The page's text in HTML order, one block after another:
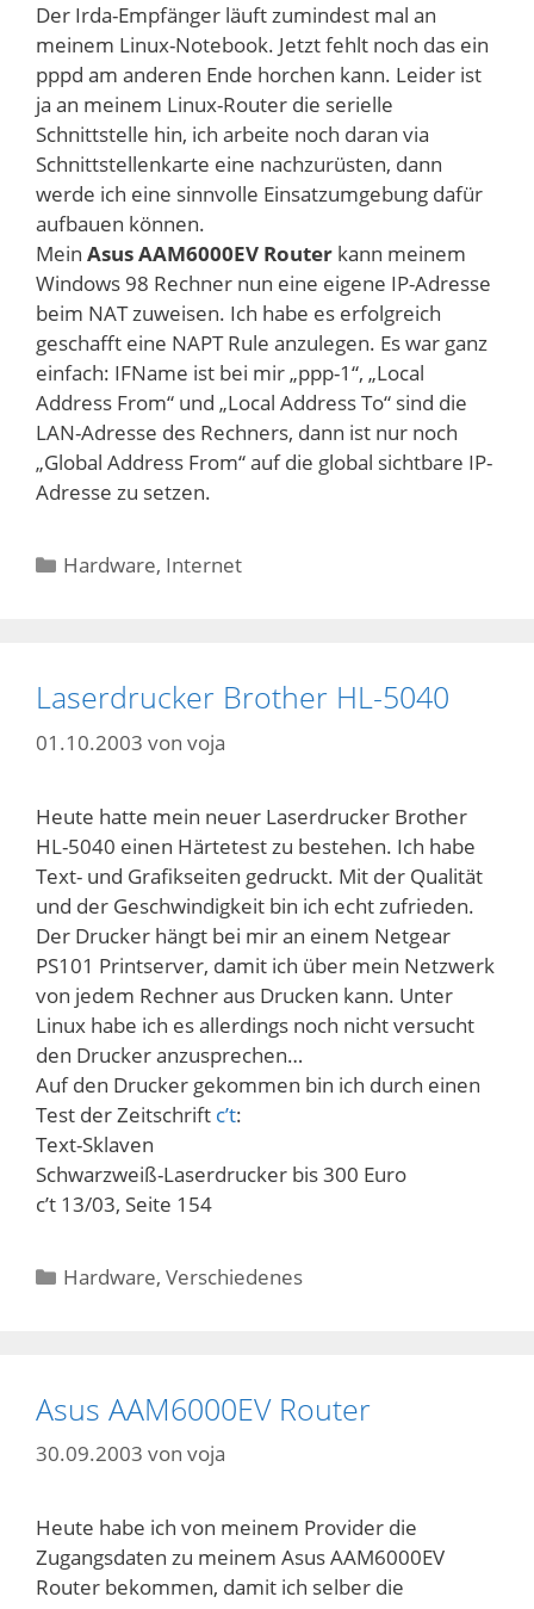
Der Irda-Empfänger läuft zumindest mal an
meinem Linux-Notebook. Jetzt fehlt noch das ein
pppd am anderen Ende horchen kann. Leider ist
ja an meinem Linux-Router die serielle
Schnittstelle hin, ich arbeite noch daran via
Schnittstellenkarte eine nachzurüsten, dann
werde ich eine sinnvolle Einsatzumgebung dafür
aufbauen können.
Mein Asus AAM6000EV Router kann meinem
Windows 98 Rechner nun eine eigene IP-Adresse
beim NAT zuweisen. Ich habe es erfolgreich
geschafft eine NAPT Rule anzulegen. Es war ganz
einfach: IFName ist bei mir „ppp-1“, „Local
Address From“ und „Local Address To“ sind die
LAN-Adresse des Rechners, dann ist nur noch
„Global Address From“ auf die global sichtbare IP-
Adresse zu setzen.
Kategorien
Hardware, Internet
Laserdrucker Brother HL-5040
01.10.2003 von voja
Heute hatte mein neuer Laserdrucker Brother
HL-5040 einen Härtetest zu bestehen. Ich habe
Text- und Grafikseiten gedruckt. Mit der Qualität
und der Geschwindigkeit bin ich echt zufrieden.
Der Drucker hängt bei mir an einem Netgear
PS101 Printserver, damit ich über mein Netzwerk
von jedem Rechner aus Drucken kann. Unter
Linux habe ich es allerdings noch nicht versucht
den Drucker anzusprechen…
Auf den Drucker gekommen bin ich durch einen
Test der Zeitschrift c’t:
Text-Sklaven
Schwarzweiß-Laserdrucker bis 300 Euro
c’t 13/03, Seite 154
Kategorien
Hardware,Verschiedenes
Asus AAM6000EV Router
30.09.2003 von voja
Heute habe ich von meinem Provider die
Zugangsdaten zu meinem Asus AAM6000EV
Router bekommen, damit ich selber die